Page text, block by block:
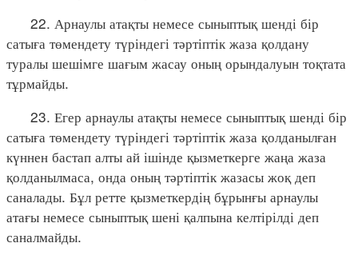
22. Арнаулы атақты немесе сыныптық шенді бір
сатыға төмендету түріндегі тәртіптік жаза қолдану
туралы шешімге шағым жасау оның орындалуын тоқтата
тұрмайды.
23. Егер арнаулы атақты немесе сыныптық шенді бір
сатыға төмендету түріндегі тәртіптік жаза қолданылған
күннен бастап алты ай ішінде қызметкерге жаңа жаза
қолданылмаса, онда оның тәртіптік жазасы жоқ деп
саналады. Бұл ретте қызметкердің бұрынғы арнаулы
атағы немесе сыныптық шені қалпына келтірілді деп
саналмайды.